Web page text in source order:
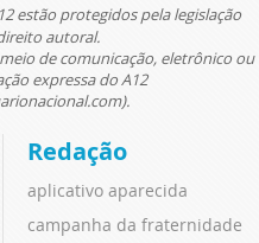
estão protegidos pela legislação
autoral.
de comunicação, eletrônico ou
expressa do A12
Redação
aplicativo aparecida
campanha da fraternidade